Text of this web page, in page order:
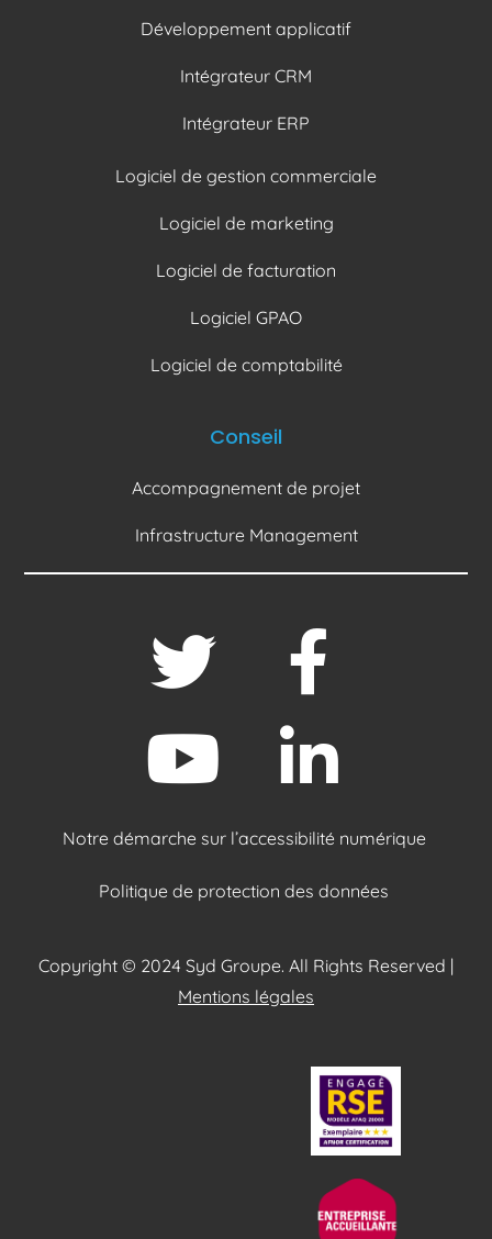
Développement applicatif
Intégrateur CRM
Intégrateur ERP
Logiciel de gestion commerciale
Logiciel de marketing
Logiciel de facturation
Logiciel GPAO
Logiciel de comptabilité
Conseil
Accompagnement de projet
Infrastructure Management
Notre démarche sur l’accessibilité numérique
Politique de protection des données
Copyright © 2024 Syd Groupe. All Rights Reserved |
Mentions légales